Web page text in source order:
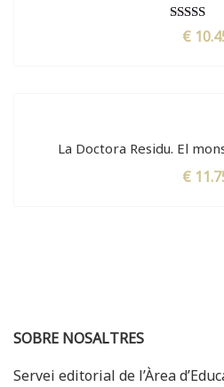
Puntuat
5.00de
€
La Doctora Residu. El
€
SOBRE NOSALTRES
Servei editorial de l’Àrea